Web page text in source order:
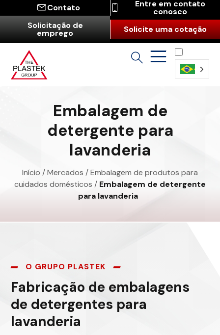
Contato Entre em contato
conosco
Solicitação de
emprego Solicite uma cotação
Embalagem de
detergente para
lavanderia
Início /Mercados /Embalagem de produtos para
cuidados domésticos / Embalagem de detergente
para lavanderia
O GRUPO PLASTEK
Fabricação de embalagens
de detergentes para
lavanderia